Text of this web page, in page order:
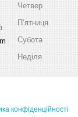
Четвер
Пʼятниця
Субота
Неділя
конфіденційності